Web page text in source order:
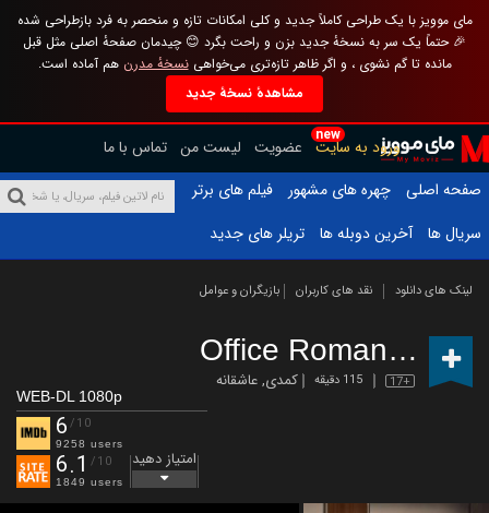
مای موویز با یک طراحی کاملاً جدید و کلی امکانات تازه و منحصر به فرد بازطراحی شده
🎉 حتماً یک سر به نسخهٔ جدید بزن و راحت بگرد 😊 چیدمان صفحهٔ اصلی مثل قبل
مانده تا گم نشوی ، و اگر ظاهر تازه‌تری می‌خواهینسخهٔ مدرن هم آماده است.
مشاهدهٔ نسخهٔ جدید
new
ورود به سایت عضویت لیست من تماس با ما
صفحه اصلی
چهره های مشهور
فیلم های برتر
سریال ها
آخرین دوبله ها تریلر های جدید
لینک های دانلود نقد های کاربران بازیگران و عوامل
Office Romance
17+ 115 دقیقه کمدی,عاشقانه
WEB-DL 1080p
6 /10
9258 users
6.1 /10
1849 users
امتیاز دهید